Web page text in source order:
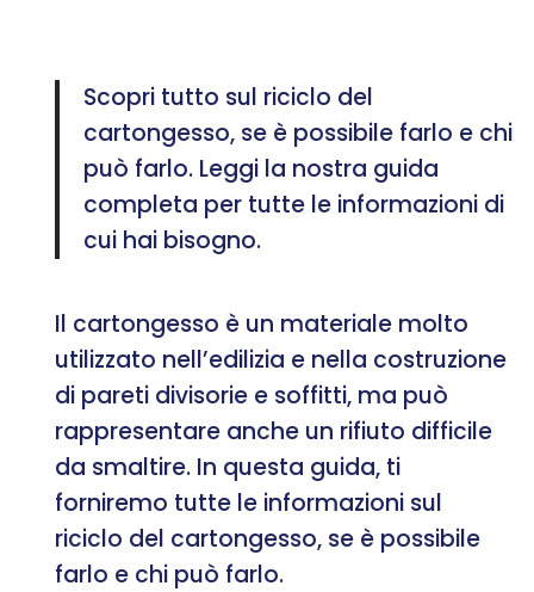
Scopri tutto sul riciclo del
cartongesso, se è possibile farlo e chi
può farlo. Leggi la nostra guida
completa per tutte le informazioni di
cui hai bisogno.
Il cartongesso è un materiale molto
utilizzato nell’edilizia e nella costruzione
di pareti divisorie e soffitti, ma può
rappresentare anche un rifiuto difficile
da smaltire. In questa guida, ti
forniremo tutte le informazioni sul
riciclo del cartongesso, se è possibile
farlo e chi può farlo.